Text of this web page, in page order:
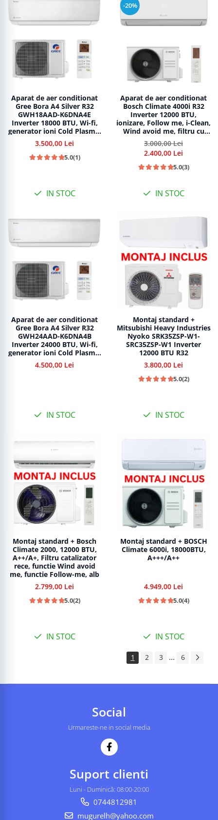
Aparat de aer conditionat
Gree Bora A4 Silver R32
GWH18AAD-K6DNA4E
Inverter 18000 BTU, Wi-fi,
generator ioni Cold Plasma,
dezghetare inteligenta
3.500,00 Lei
5.0(1)
IN STOC
-20%
Aparat de aer conditionat
Bosch Climate 4000i R32
Inverter 12000 BTU,
ionizare, Follow me, i-Clean,
Wind avoid me, filtru cu
catalizator rece, CL4000iU
W 35 E - CL4000i 35 E
3.000,00 Lei
2.400,00 Lei
5.0(3)
IN STOC
Aparat de aer conditionat
Gree Bora A4 Silver R32
GWH24AAD-K6DNA4B
Inverter 24000 BTU, Wi-fi,
generator ioni Cold Plasma,
dezghetare inteligenta
4.500,00 Lei
IN STOC
Montaj standard +
Mitsubishi Heavy Industries
Nyoko SRK35ZSP-W1-
SRC35ZSP-W1 Inverter
12000 BTU R32
3.800,00 Lei
5.0(2)
IN STOC
Montaj standard + Bosch
Climate 2000, 12000 BTU,
A++/A+, Filtru catalizator
rece, functie Wind avoid
me, functie Follow-me, alb
2.799,00 Lei
5.0(2)
IN STOC
Montaj standard + BOSCH
Climate 6000i, 18000BTU,
A+++/A++
4.949,00 Lei
5.0(4)
IN STOC
1 2 3 ... 6
Social
Urmareste-ne in social media
Suport clienti
Luni - Duminică: 08:00-20:00
0744812981
mugurelh@yahoo.com